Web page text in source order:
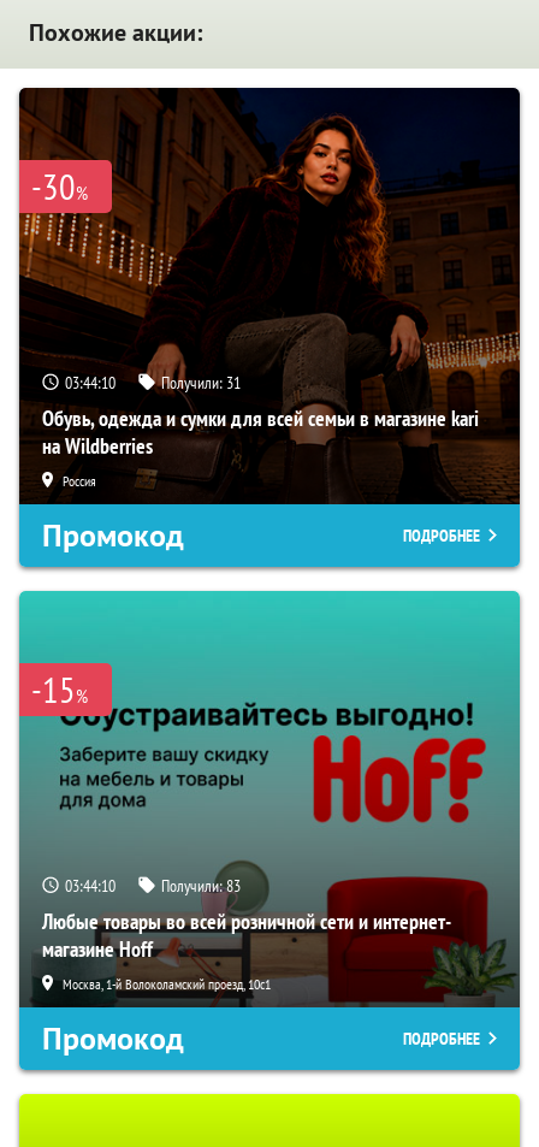
Похожие акции:
-30%
03:44:09 Получили: 31
Обувь, одежда и сумки для всей семьи в магазине kari
на Wildberries
Россия
Промокод ПОДРОБНЕЕ
-15%
03:44:09 Получили:83
Любые товары во всей розничной сети и интернет-
магазине Hoff
Москва, 1-й Волоколамский проезд, 10с1
Промокод ПОДРОБНЕЕ